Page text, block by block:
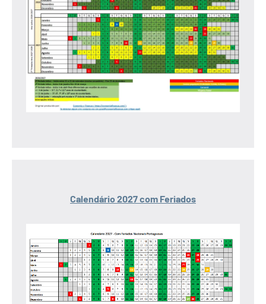
Calendário 2027 com Feriados